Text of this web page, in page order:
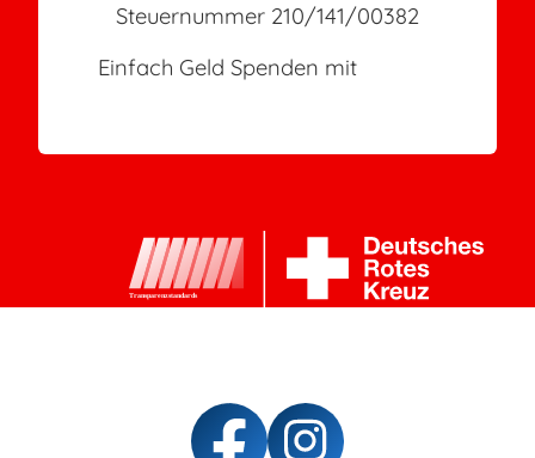
Steuernummer 210/141/00382
Einfach Geld Spenden mit